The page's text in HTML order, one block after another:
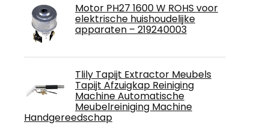
Motor PH27 1600 W ROHS voor
elektrische huishoudelijke
apparaten – 219240003
Tlily Tapijt Extractor Meubels
Tapijt Afzuigkap Reiniging
Machine Automatische
Meubelreiniging Machine
Handgereedschap